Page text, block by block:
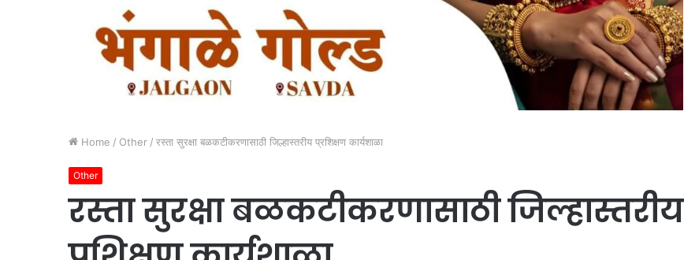
Home / Other / रस्ता सुरक्षा बळकटीकरणासाठी जिल्हास्तरीय प्रशिक्षण कार्यशाळा
Other
रस्ता सुरक्षा बळकटीकरणासाठी जिल्हास्तरीय